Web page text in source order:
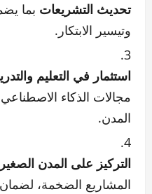
تحديث التشريعات بما
وتيسير الابتكار.
استثمار في التعليم
مجالات الذكاء الاصطناعي
المدن.
التركيز على المدن
المشاريع الضخمة، لضمان